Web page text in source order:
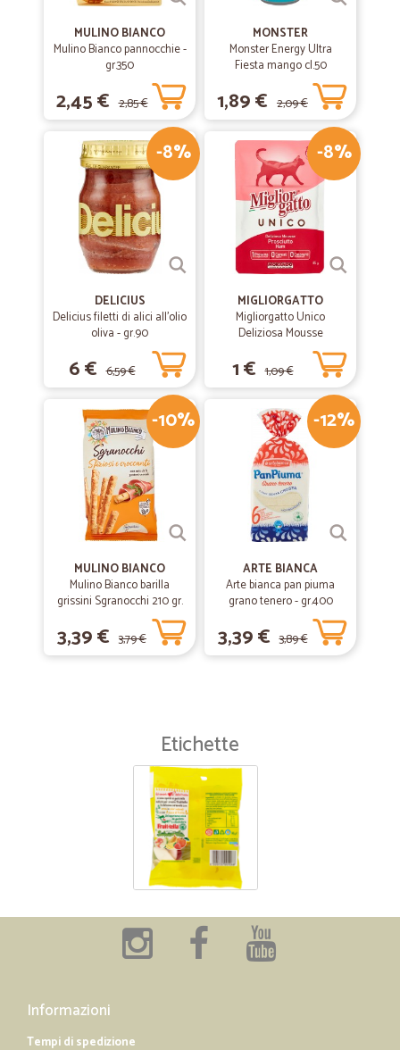
MULINO BIANCO
Mulino Bianco pannocchie -
gr.350
2,45 € 2,85 €
MONSTER
Monster Energy Ultra
Fiesta mango cl.50
1,89 € 2,09 €
-8%
DELICIUS
Delicius filetti di alici all'olio
oliva - gr.90
6 € 6,59 €
-8%
MIGLIORGATTO
Migliorgatto Unico
Deliziosa Mousse
Prosciutto 85 gr.
1 € 1,09 €
-10%
MULINO BIANCO
Mulino Bianco barilla
grissini Sgranocchi 210 gr.
3,39 € 3,79 €
-12%
ARTE BIANCA
Arte bianca pan piuma
grano tenero - gr.400
3,39 € 3,89 €
Etichette
Informazioni
Tempi di spedizione